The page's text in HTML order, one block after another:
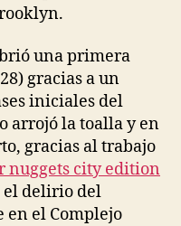
una primera
gracias a un
iniciales del
arrojó la toalla y en
gracias al trabajo
nuggets city edition
el delirio del
en el Complejo